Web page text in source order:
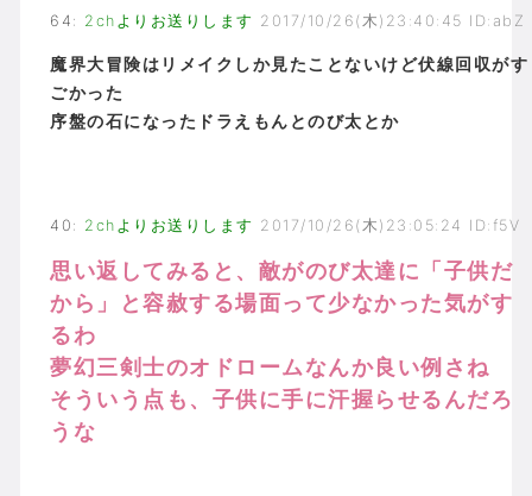
64 : 2chよりお送りします 2017/10/26(木)23:40:45 ID:abZ
魔界大冒険はリメイクしか見たことないけど伏線回収がす
ごかった
序盤の石になったドラえもんとのび太とか
40 : 2chよりお送りします 2017/10/26(木)23:05:24 ID:f5V
思い返してみると、敵がのび太達に「子供だ
から」と容赦する場面って少なかった気がす
るわ
夢幻三剣士のオドロームなんか良い例さね
そういう点も、子供に手に汗握らせるんだろ
うな